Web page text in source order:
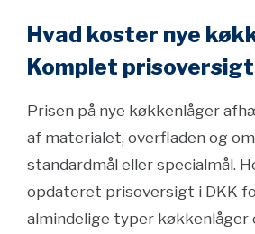
Hvad koster nye
Komplet
Prisen på nye køkkenlåger
af materialet, overfladen og
standardmål eller specialmål.
opdateret prisoversigt i DKK
almindelige typer køkkenlåger